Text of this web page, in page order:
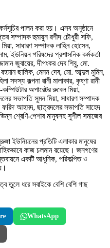
পালন করা হয়। এসব অনুষ্ঠানে
সম্পাদক হুমায়ুন রশীদ চৌধুরী সফি,
সাধারণ সম্পাদক লাহিন হোসেন,
ইউনিয়ন পরিষদের প্রশাসনিক কর্মকর্তা
জুবায়ের, দীপংকর দেব শিবু, মো.
ছালিক, মেনন দেব, মো. আব্দুল মুমিন,
সদস্য কল্পনা রানী মালাকার, কৃষ্ণা রানী
অপারেটর রুবেল মিয়া,
সভাপতি সুমন মিয়া, সাধারণ সম্পাদক
আহমদ, ছাত্রদলের সভাপতি সাহেদ
শ্রেণি-পেশার মানুষসহ সুশীল সমাজের
ইউনিয়নের প্রতিটি এলাকার মানুষের
কাজ চলমান রয়েছে। জনগণের
একটি আধুনিক, পরিকল্পিত ও
তুলে ধরে সবাইকে বেশি বেশি গাছ
WhatsApp